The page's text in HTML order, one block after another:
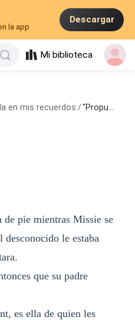
la app
Descargar
Mi biblioteca
en mis recuerdos /"Propuesta"
de pie mientras Missie se
le estaba
que su padre
es ella de quien les